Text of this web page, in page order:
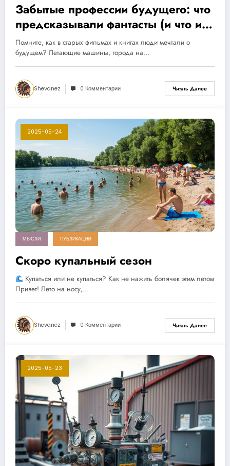
Забытые профессии будущего: что
предсказывали фантасты (и что из
этого вышло)
Помните, как в старых фильмах и книгах люди мечтали о
будущем? Летающие машины, города на…
Shevanez 0 Комментарии Читать Далее
2025-05-24
МЫСЛИ ПУБЛИКАЦИИ
Скоро купальный сезон
Купаться или не купаться? Как не нажить болячек этим летом
Привет! Лето на носу,…
Shevanez 0 Комментарии Читать Далее
2025-05-23